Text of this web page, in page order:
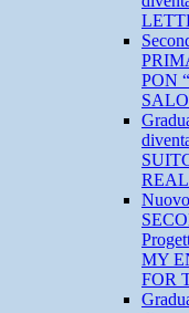
PON
MY
FOR